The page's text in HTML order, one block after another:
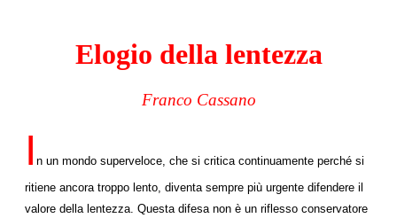
Elogio della lentezza
Franco Cassano
I n un mondo superveloce, che si critica continuamen­te perché si
ritiene ancora troppo lento, diventa sempre più urgente difendere il
valore della lentezza. Questa dife­sa non è un riflesso conservatore